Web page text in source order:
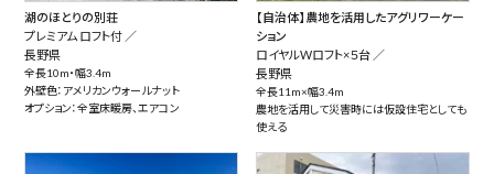
湖のほとりの別荘
プレミアム ロフト付 ／
長野県
全長10m・幅3.4m
外壁色：アメリカンウォールナット
オプション：全室床暖房、エアコン
【自治体】農地を活用したアグリワーケー
ション
ロイヤルWロフト×５台 ／
長野県
全長11m×幅3.4m
農地を活用して災害時には仮設住宅としても
使える